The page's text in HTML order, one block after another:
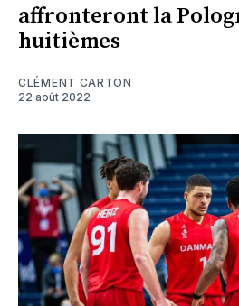
affronteront la
huitièmes
CLÉMENT CARTON
22 août 2022